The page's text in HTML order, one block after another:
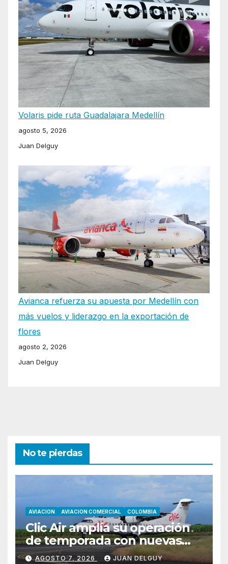
Volaris pide ruta Guadalajara Medellín
agosto 5, 2026
Juan Delguy
Avianca refuerza su apuesta por Medellín con
más vuelos y liderazgo en la exportación de
flores
agosto 2, 2026
Juan Delguy
No te pierdas
AVIACION AVIACION COMERCIAL COLOMBIA
Clic Air amplía su operación
de temporada con nuevas
rutas hacia Cartagena y Tolú
AGOSTO 7, 2026 JUAN DELGUY